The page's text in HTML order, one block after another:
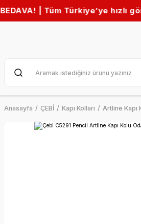
Tüm Türkiye’ye hızlı gönderim
Anasayfa ÇEBİ Kapı Kolları Artline Kapı